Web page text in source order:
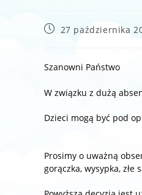
Post27 października
Szanowni Państwo
W związku z dużą
Dzieci mogą być pod
Prosimy o uważną
gorączka, wysypka, złe